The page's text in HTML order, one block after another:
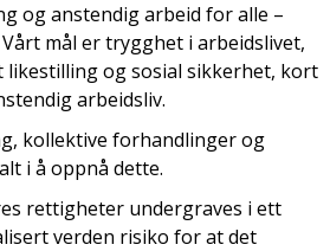
og anstendig arbeid for alle –
mål er trygghet i arbeidslivet,
likestilling og sosial sikkerhet, kort
arbeidsliv.
kollektive forhandlinger og
i å oppnå dette.
rettigheter undergraves i ett
verden risiko for at det